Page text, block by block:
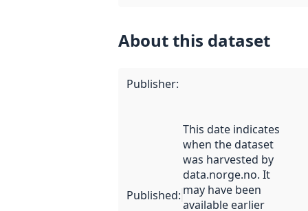
About this dataset
Publisher:
Published:
This date indicates
when the dataset
was harvested by
data.norge.no. It
may have been
available earlier